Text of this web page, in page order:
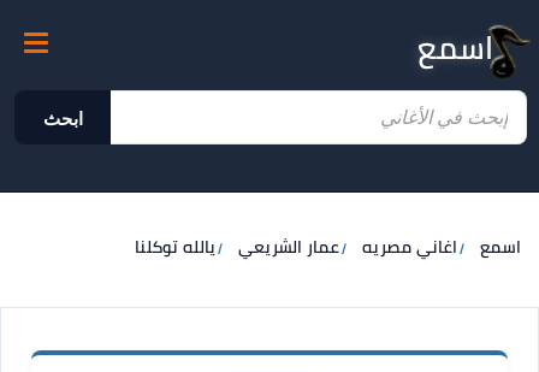
اسمع
ابحث
اسمع اغاني مصريه عمار الشريعي يالله توكلنا